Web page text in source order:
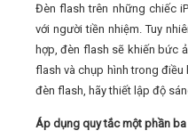
Đèn flash trên những chiếc
với người tiền nhiệm. Tuy
hợp, đèn flash sẽ khiến bức
flash và chụp hình trong điều
đèn flash, hãy thiết lập độ
Áp dụng quy tắc một phần ba